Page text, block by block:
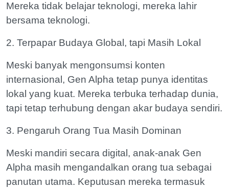
Mereka tidak belajar teknologi, mereka lahir
bersama teknologi.
2. Terpapar Budaya Global, tapi Masih Lokal
Meski banyak mengonsumsi konten
internasional, Gen Alpha tetap punya identitas
lokal yang kuat. Mereka terbuka terhadap dunia,
tapi tetap terhubung dengan akar budaya sendiri.
3. Pengaruh Orang Tua Masih Dominan
Meski mandiri secara digital, anak-anak Gen
Alpha masih mengandalkan orang tua sebagai
panutan utama. Keputusan mereka termasuk